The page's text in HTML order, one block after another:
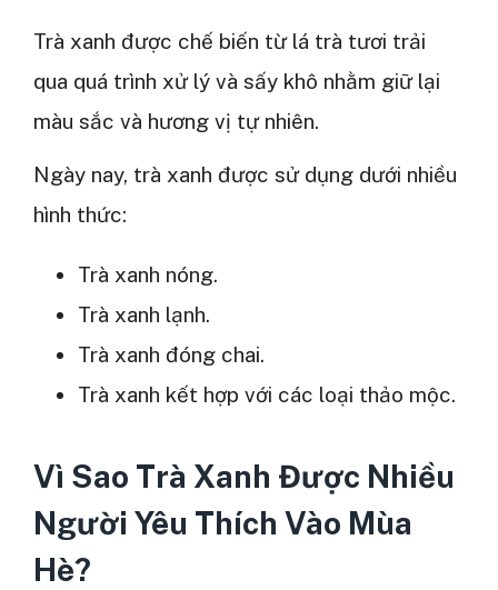
Trà xanh được chế biến từ lá trà tươi trải
qua quá trình xử lý và sấy khô nhằm giữ lại
màu sắc và hương vị tự nhiên.
Ngày nay, trà xanh được sử dụng dưới nhiều
hình thức:
Trà xanh nóng.
Trà xanh lạnh.
Trà xanh đóng chai.
Trà xanh kết hợp với các loại thảo mộc.
Vì Sao Trà Xanh Được Nhiều
Người Yêu Thích Vào Mùa
Hè?